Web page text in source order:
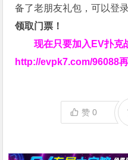
备了老朋友礼包，可以登
领取门票！
现在只要加入EV扑克
http://evpk7.com/96088
赞0